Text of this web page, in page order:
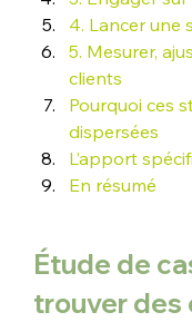
4. Lancer une
5. Mesurer,
clients
Pourquoi ces
dispersées
L’apport
En résumé
Étude de
trouver des